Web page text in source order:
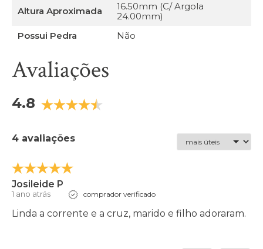
Altura Aproximada
16.50mm (C/ Argola
24.00mm)
Possui Pedra
Não
Avaliações
4.8
4 avaliações
Josileide P
1 ano atrás comprador verificado
Linda a corrente e a cruz, marido e filho adoraram.